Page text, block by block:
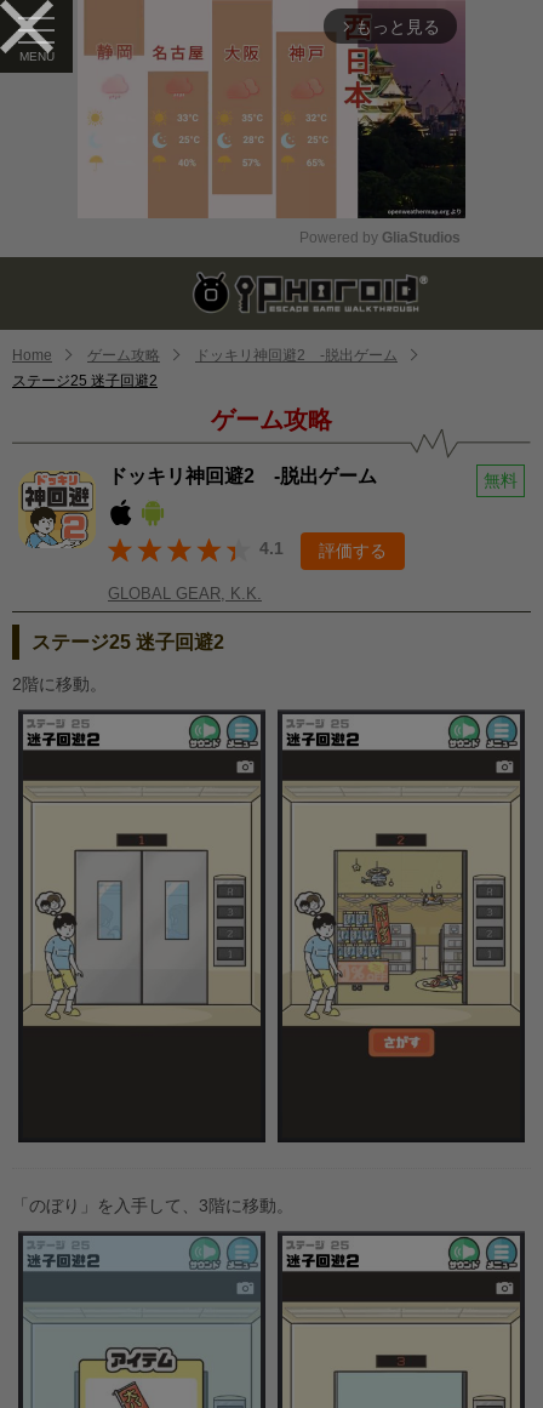
arrow_forward_ios もっと見る
Mute
Powered by GliaStudios
Home ゲーム攻略
ドッキリ神回避2 -脱出ゲーム
ステージ25 迷子回避2
ゲーム攻略
ドッキリ神回避2 -脱出ゲーム 無料
4.1 評価する
GLOBAL GEAR, K.K.
ステージ25 迷子回避2
2階に移動。
「のぼり」を入手して、3階に移動。